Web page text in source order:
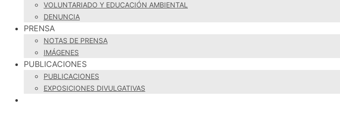
VOLUNTARIADO Y EDUCACIÓN AMBIENTAL
DENUNCIA
PRENSA
NOTAS DE PRENSA
IMÁGENES
PUBLICACIONES
PUBLICACIONES
EXPOSICIONES DIVULGATIVAS